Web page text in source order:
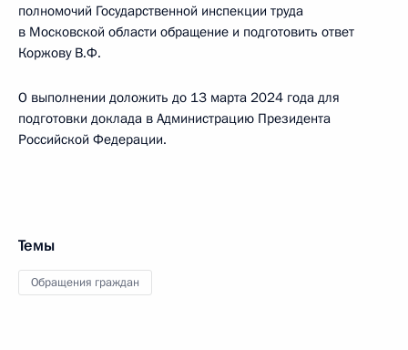
полномочий Государственной инспекции труда
в Московской области обращение и подготовить ответ
Коржову В.Ф.
О выполнении доложить до 13 марта 2024 года для
подготовки доклада в Администрацию Президента
Российской Федерации.
Темы
Обращения граждан